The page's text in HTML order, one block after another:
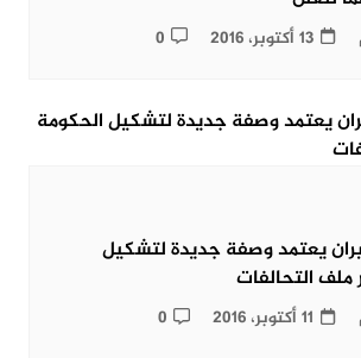
13 أكتوبر، 2016 0
يعتمد وصفة جديدة لتشكيل
ملف التحالفات
11 أكتوبر، 2016 0